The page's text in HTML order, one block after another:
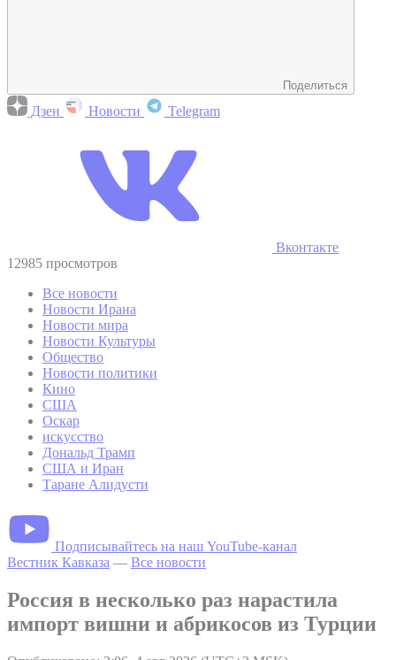
Поделиться
Дзен Новости Telegram
Вконтакте
12985 просмотров
Все новости
Новости Ирана
Новости мира
Новости Культуры
Общество
Новости политики
Кино
США
Оскар
искусство
Дональд Трамп
США и Иран
Таране Алидусти
Подписывайтесь на наш YouTube-канал
Вестник Кавказа — Все новости
Россия в несколько раз нарастила
импорт вишни и абрикосов из Турции